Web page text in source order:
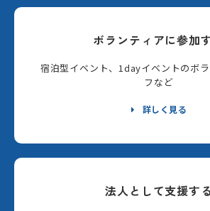
ボランティアに参加
宿泊型イベント、1dayイベントのボ
フなど
詳しく見る
法人として支援する